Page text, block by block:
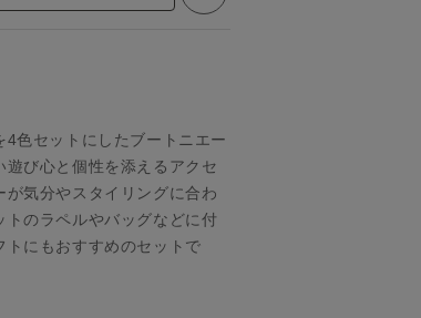
色セットにしたブートニエー
び心と個性を添えるアクセ
気分やスタイリングに合わ
のラペルやバッグなどに付
トにもおすすめのセットで